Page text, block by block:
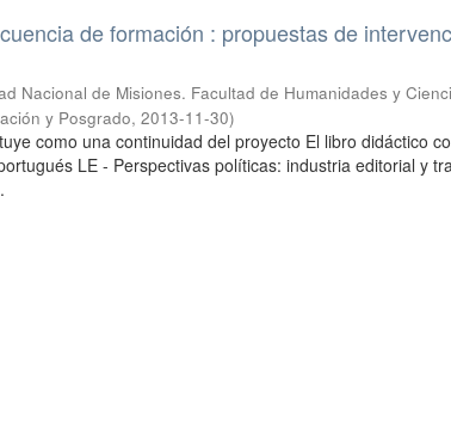
de formación : propuestas de
Nacional de Misiones. Facultad de Humanidades y
y Posgrado,2013-11-30)
como una continuidad del proyecto El libro didáctico
LE - Perspectivas políticas: industria editorial y